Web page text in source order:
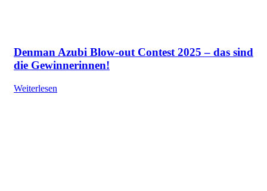
Denman Azubi Blow-out Contest 2025 – das sind
die Gewinnerinnen!
Weiterlesen